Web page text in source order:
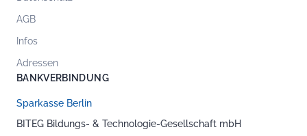
AGB
Infos
Adressen
BANKVERBINDUNG
Sparkasse Berlin
BITEG Bildungs- & Technologie-Gesellschaft mbH